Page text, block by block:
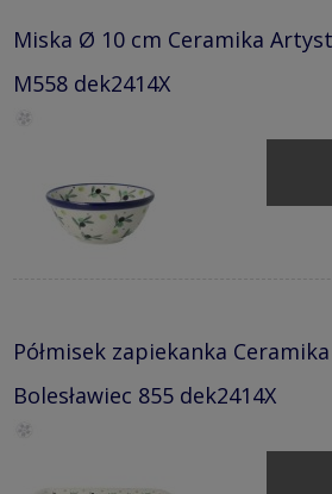
Miska Ø 10 cm Ceramika
M558 dek2414X
Półmisek zapiekanka
Bolesławiec 855 dek2414X